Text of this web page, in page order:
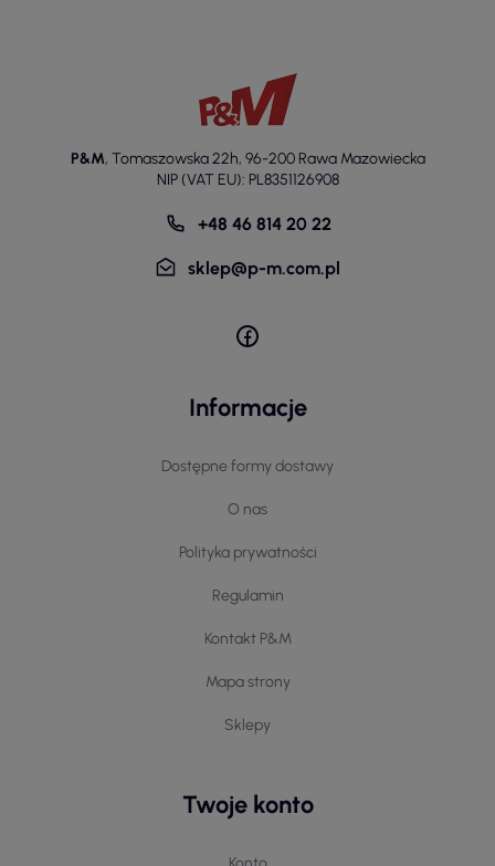
P&M, Tomaszowska 22h, 96-200 Rawa Mazowiecka
NIP (VAT EU): PL8351126908
+48 46 814 20 22
sklep@p-m.com.pl
Informacje
Dostępne formy dostawy
O nas
Polityka prywatności
Regulamin
Kontakt P&M
Mapa strony
Sklepy
Twoje konto